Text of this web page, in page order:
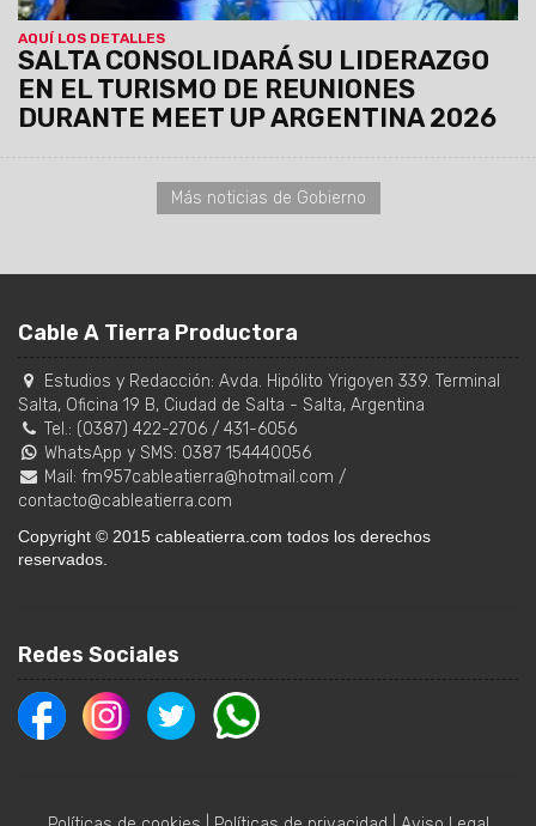
AQUÍ LOS DETALLES
SALTA CONSOLIDARÁ SU LIDERAZGO
EN EL TURISMO DE REUNIONES
DURANTE MEET UP ARGENTINA 2026
Más noticias de Gobierno
Cable A Tierra Productora
Estudios y Redacción: Avda. Hipólito Yrigoyen 339. Terminal
Salta, Oficina 19 B, Ciudad de Salta - Salta, Argentina
Tel.: (0387) 422-2706 / 431-6056
WhatsApp y SMS: 0387 154440056
Mail: fm957cableatierra@hotmail.com /
contacto@cableatierra.com
Copyright © 2015 cableatierra.com todos los derechos
reservados.
Redes Sociales